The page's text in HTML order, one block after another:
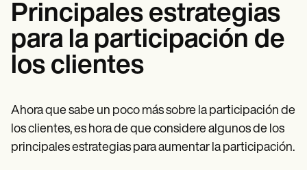
Principales estrategias
para la participación de
los clientes
Ahora que sabe un poco más sobre la participación de
los clientes, es hora de que considere algunos de los
principales estrategias para aumentar la participación.